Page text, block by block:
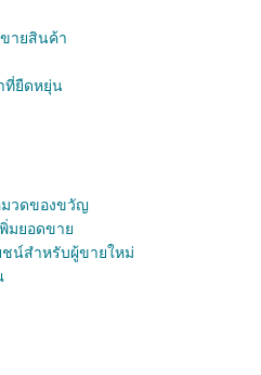
ายสินค้า
ที่ยืดหยุ่น
มวดของขวัญ
มยอดขาย
น์สำหรับผู้ขายใหม่